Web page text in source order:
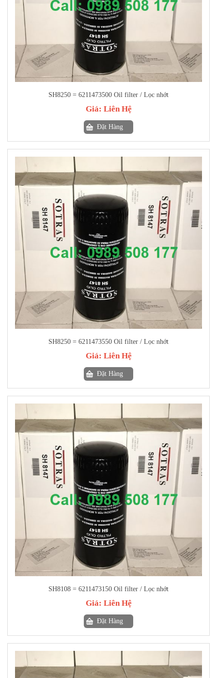
SH8250 = 6211473500 Oil filter / Lọc nhớt
Giá: Liên Hệ
Đặt Hàng
SH8250 = 6211473550 Oil filter / Lọc nhớt
Giá: Liên Hệ
Đặt Hàng
SH8108 = 6211473150 Oil filter / Lọc nhớt
Giá: Liên Hệ
Đặt Hàng